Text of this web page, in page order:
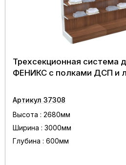
Трехсекционная система
ФЕНИКС с полками ДСП и
Артикул 37308
Высота : 2680мм
Ширина : 3000мм
Глубина : 600мм